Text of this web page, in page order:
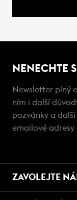
NENECHTE
Newsletter plný
ním i další
pozvánky a
emailové adresy
ZAVOLEJTE